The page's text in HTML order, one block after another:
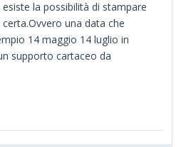
la possibilità di stampare
una data che
14 maggio 14 luglio in
supporto cartaceo da